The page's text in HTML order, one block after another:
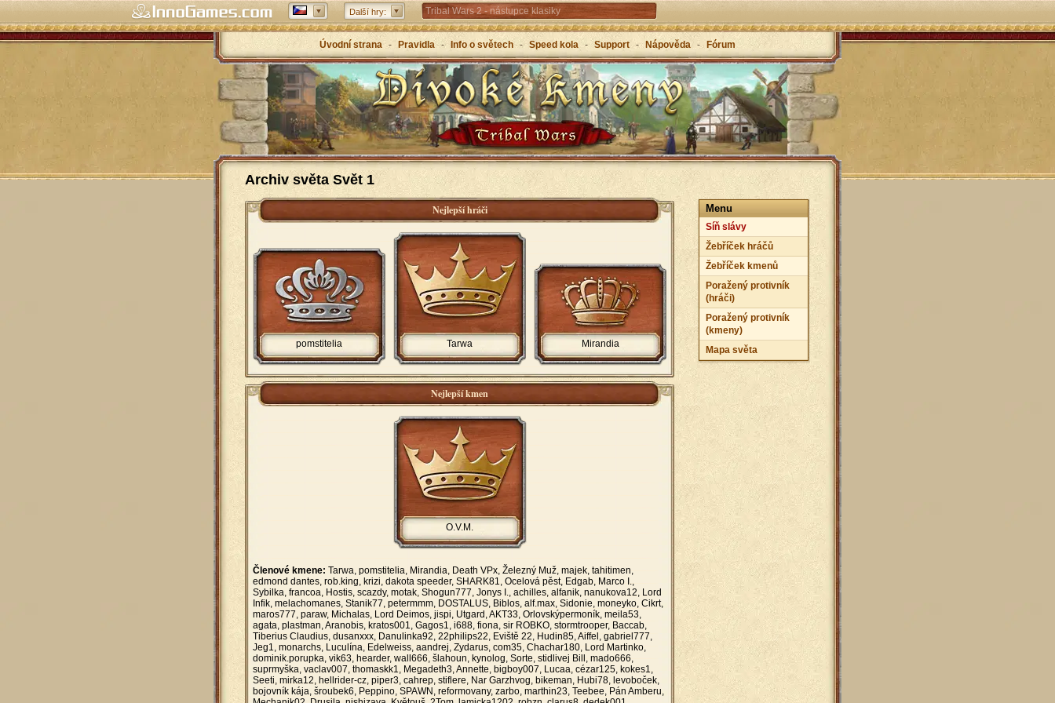
Další hry: Tribal Wars 2 - nástupce klasiky
Forge of Empires – strategicky napříč věky
Grepolis – vybuduj svou říši v antickém Řecku
Úvodní strana - Pravidla - Info o světech - Speed kola - Support - Nápověda - Fórum
Archiv světa Svět 1
Menu
Síň slávy
Žebříček hráčů
Žebříček kmenů
Poražený protivník
(hráči)
Poražený protivník
(kmeny)
Mapa světa
Nejlepší hráči
Tarwa
pomstitelia Mirandia
Nejlepší kmen
O.V.M.
Členové kmene: Tarwa, pomstitelia, Mirandia, Death VPx, Železný Muž, majek, tahitimen,
edmond dantes, rob.king, krizi, dakota speeder, SHARK81, Ocelová pěst, Edgab, Marco I.,
Sybilka, francoa, Hostis, scazdy, motak, Shogun777, Jonys I., achilles, alfanik, nanukova12, Lord
Infik, melachomanes, Stanik77, petermmm, DOSTALUS, Biblos, alf.max, Sidonie, moneyko, Cikrt,
maros777, paraw, Michalas, Lord Deimos, jispi, Utgard, AKT33, Orlovskýpermoník, meila53,
agata, plastman, Aranobis, kratos001, Gagos1, i688, fiona, sir ROBKO, stormtrooper, Baccab,
Tiberius Claudius, dusanxxx, Danulinka92, 22philips22, Eviště 22, Hudin85, Aiffel, gabriel777,
Jeg1, monarchs, Luculína, Edelweiss, aandrej, Zydarus, com35, Chachar180, Lord Martinko,
dominik.porupka, vik63, hearder, wall666, šlahoun, kynolog, Sorte, stidlivej Bill, mado666,
suprmyška, vaclav007, thomaskk1, Megadeth3, Annette, bigboy007, Lucaa, cézar125, kokes1,
Seeti, mirka12, hellrider-cz, piper3, cahrep, stiflere, Nar Garzhvog, bikeman, Hubi78, levoboček,
bojovník kája, šroubek6, Peppino, SPAWN, reformovany, zarbo, marthin23, Teebee, Pán Amberu,